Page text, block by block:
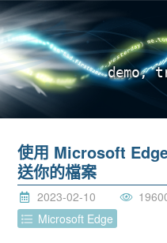
demo, t
使用 Microsoft
送你的檔案
2023-02-10
Microsoft Edge